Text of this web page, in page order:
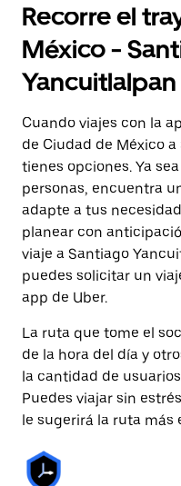
Recorre el
México -
Yancuitlalpan
Cuando viajes con la
de Ciudad de México
tienes opciones. Ya
personas, encuentra
adapte a tus
planear con
viaje a Santiago
puedes solicitar un
app de Uber.
La ruta que tome el
de la hora del día y
la cantidad de
Puedes viajar sin
le sugerirá la ruta más